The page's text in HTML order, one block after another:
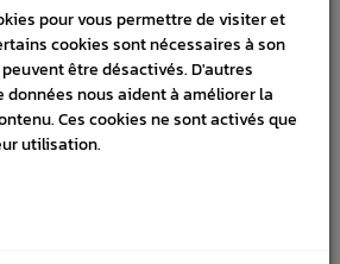

arrière origine SUBARU STI
10

amortisseur arrière STI/WRX 08-
pour vous permettre de visiter et
cookies sont nécessaires à son
être désactivés. D'autres
nous aident à améliorer la
Ces cookies ne sont activés que
utilisation.